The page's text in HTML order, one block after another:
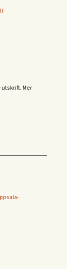
utskrift. Mer